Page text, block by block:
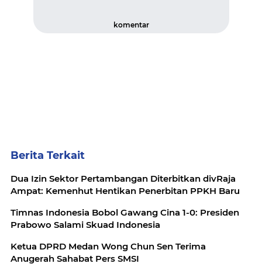
komentar
Berita Terkait
Dua Izin Sektor Pertambangan Diterbitkan divRaja
Ampat: Kemenhut Hentikan Penerbitan PPKH Baru
Timnas Indonesia Bobol Gawang Cina 1-0: Presiden
Prabowo Salami Skuad Indonesia
Ketua DPRD Medan Wong Chun Sen Terima
Anugerah Sahabat Pers SMSI